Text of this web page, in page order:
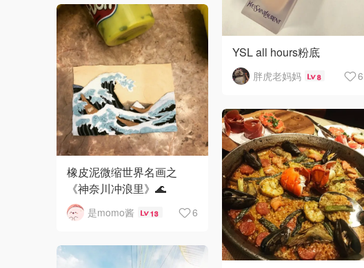
YSL all hours粉底
胖虎老妈妈 8 6
橡皮泥微缩世界名画之
《神奈川冲浪里》🌊
是momo酱 13 6